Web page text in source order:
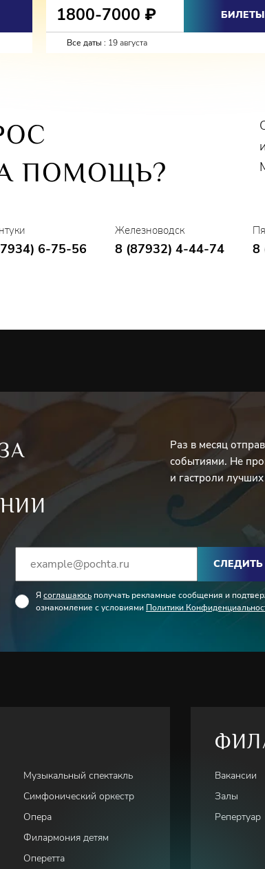
1800-7000 ₽ БИЛЕТЫ
Все даты : 19 августа
ПОМОЩЬ?
6-75-56
Железноводск
8 (87932) 4-44-74 8
Раз в месяц
событиями. Не
и гастроли
Я соглашаюсь получать рекламные сообщения и
ознакомление с условиями Политики
Музыкальный спектакль
Симфонический оркестр
Опера
Филармония детям
Оперетта
Вакансии
Залы
Репертуар